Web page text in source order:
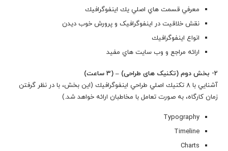
معرفي قسمت هاي اصلي يك اينفوگرافيك
نقش خلاقیت در اینفوگرافیک و پرورش خوب دیدن
انواع اينفوگرافيك
ارائه مراجع و وب سايت هاي مفيد
2- بخش دوم (تکنیک های طراحی) – (3 ساعت)
آشنايي با 8 تكنيك اصلي طراحي اينفوگرافيك (اين بخش، با در نظر گرفتن
زمان كارگاه، به صورت تعامل با مخاطبان ارائه خواهد شد.)
Typography
Timeline
Charts